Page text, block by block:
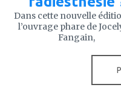
Dans cette nouvelle
l’ouvrage phare de
Fangain,